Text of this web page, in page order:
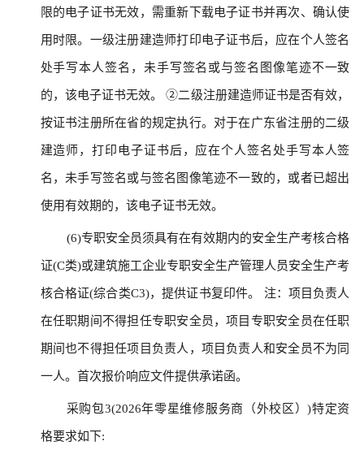
限的电子证书无效，需重新下载电子证书并再次、确认使
用时限。一级注册建造师打印电子证书后，应在个人签名
处手写本人签名，未手写签名或与签名图像笔迹不一致
的，该电子证书无效。 ②二级注册建造师证书是否有效，
按证书注册所在省的规定执行。对于在广东省注册的二级
建造师，打印电子证书后，应在个人签名处手写本人签
名，未手写签名或与签名图像笔迹不一致的，或者已超出
使用有效期的，该电子证书无效。
(6)专职安全员须具有在有效期内的安全生产考核合格
证(C类)或建筑施工企业专职安全生产管理人员安全生产考
核合格证(综合类C3)，提供证书复印件。 注：项目负责人
在任职期间不得担任专职安全员，项目专职安全员在任职
期间也不得担任项目负责人，项目负责人和安全员不为同
一人。首次报价响应文件提供承诺函。
采购包3(2026年零星维修服务商（外校区）)特定资
格要求如下: